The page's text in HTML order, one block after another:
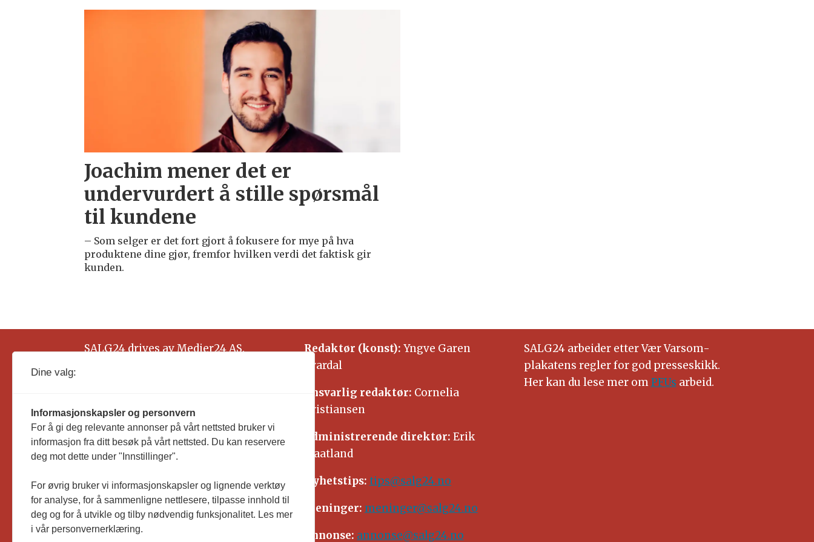
Joachim mener det er
undervurdert å stille spørsmål
til kundene
– Som selger er det fort gjort å fokusere for mye på hva
produktene dine gjør, fremfor hvilken verdi det faktisk gir
kunden.
SALG24 drives av Medier24 AS.
Redaktør (konst): Yngve Garen
Svardal
Ansvarlig redaktør: Cornelia
Kristiansen
Administrerende direktør: Erik
Waatland
Nyhetstips: tips@salg24.no
Meninger: meninger@salg24.no
Annonse: annonse@salg24.no
SALG24 arbeider etter Vær Varsom-
plakatens regler for god presseskikk.
Her kan du lese mer omPFUs arbeid.
Dine valg:
Informasjonskapsler og personvern
For å gi deg relevante annonser på vårt nettsted bruker vi
informasjon fra ditt besøk på vårt nettsted. Du kan reservere
deg mot dette under "Innstillinger".
For øvrig bruker vi informasjonskapsler og lignende verktøy
for analyse, for å sammenligne nettlesere, tilpasse innhold til
deg og for å utvikle og tilby nødvendig funksjonalitet. Les mer
i vår personvernerklæring.